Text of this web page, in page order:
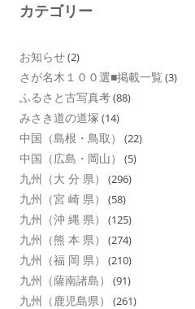
カテゴリー
お知らせ(2)
さが名木１００選■掲載一覧 (3)
ふるさと古写真考(88)
みさき道の道塚 (14)
中国（島根・鳥取） (22)
中国（広島・岡山） (5)
九州（大 分 県） (296)
九州（宮 崎 県） (58)
九州（沖 縄 県） (125)
九州（熊 本 県） (274)
九州（福 岡 県） (210)
九州（薩南諸島） (91)
九州（鹿児島県） (261)